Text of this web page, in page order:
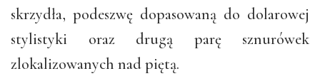
skrzydła, podeszwę dopasowaną do dolarowej
stylistyki oraz drugą parę sznurówek
zlokalizowanych nad piętą.